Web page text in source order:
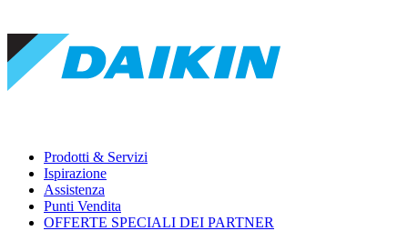
Prodotti & Servizi
Ispirazione
Assistenza
Punti Vendita
OFFERTE SPECIALI DEI PARTNER